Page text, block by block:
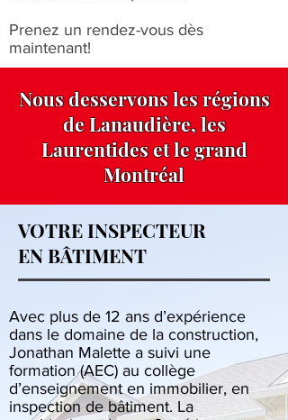
Prenez un rendez-vous dès
maintenant!
Nous desservons les régions
de Lanaudière, les
Laurentides et le grand
Montréal
VOTRE INSPECTEUR
EN BÂTIMENT
​Avec plus de 12 ans d’expérience
dans le domaine de la construction,
Jonathan Malette a suivi une
formation (AEC) au collège
d’enseignement en immobilier, en
inspection de bâtiment. La